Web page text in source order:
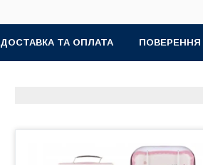
ДОСТАВКА ТА ОПЛАТА ПОВЕРЕННЯ